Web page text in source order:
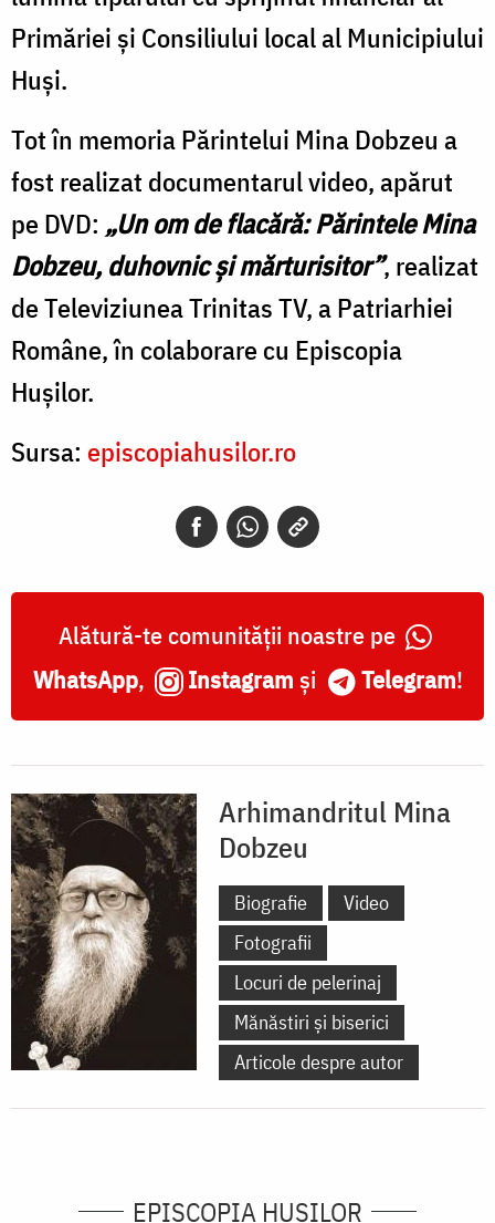
Primăriei și Consiliului local al Municipiului
Huși.
Tot în memoria Părintelui Mina Dobzeu a
fost realizat documentarul video, apărut
pe DVD: „Un om de flacără: Părintele Mina
Dobzeu, duhovnic și mărturisitor”, realizat
de Televiziunea Trinitas TV, a Patriarhiei
Române, în colaborare cu Episcopia
Hușilor.
Sursa: episcopiahusilor.ro
Alătură-te comunității noastre pe
WhatsApp, Instagram și Telegram!
Arhimandritul Mina
Dobzeu
Biografie
Video
Fotografii
Locuri de pelerinaj
Mănăstiri și biserici
Articole despre autor
EPISCOPIA HUŞILOR